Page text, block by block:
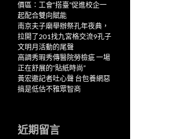
價區：工會“搭臺”促進校企一
起配合雙向賦能
南京夫子廟舉辦祭孔年夜典，
拉開了201找九宮格交流9孔子
文明月活動的尾聲
高調秀瑕秀傳醫院勞檢疵 一場
正在舒展的“貼紙時尚”
黃宏邀記者吐心聲 台包養網惡
搞是低估不雅眾智商
近期留言